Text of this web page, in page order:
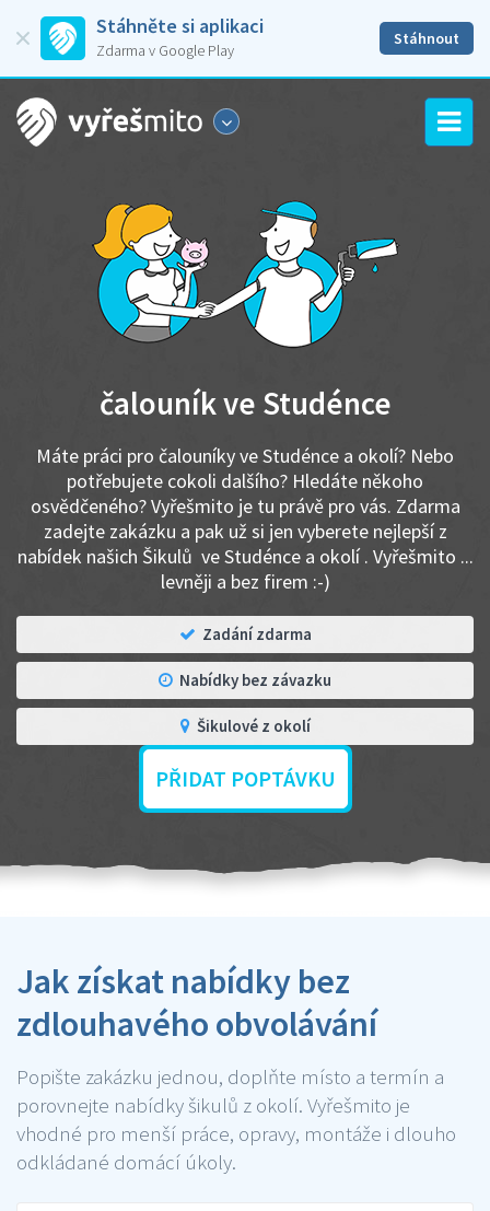
Stáhněte si aplikaci
Zdarma v Google Play
Stáhnout
čalouník ve Studénce
Máte práci pro čalouníky ve Studénce a okolí? Nebo
potřebujete cokoli dalšího? Hledáte někoho
osvědčeného? Vyřešmito je tu právě pro vás. Zdarma
zadejte zakázku a pak už si jen vyberete nejlepší z
nabídek našich Šikulů ve Studénce a okolí . Vyřešmito ...
levněji a bez firem :-)
Zadání zdarma
Nabídky bez závazku
Šikulové z okolí
PŘIDAT POPTÁVKU
Jak získat nabídky bez
zdlouhavého obvolávání
Popište zakázku jednou, doplňte místo a termín a
porovnejte nabídky šikulů z okolí. Vyřešmito je
vhodné pro menší práce, opravy, montáže i dlouho
odkládané domácí úkoly.